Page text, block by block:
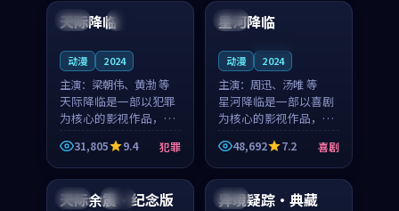
美国 4K
天际降临
动漫 2024
主演： 梁朝伟、黄渤 等
天际降临是一部以犯罪
为核心的影视作品，围
绕危机、反转与人物成
长展开，整体节奏紧
凑，值得推荐观看。
31,805 9.4 犯罪
泰国
星河降临
动漫 2024
主演： 周迅、汤唯 等
星河降临是一部以喜剧
为核心的影视作品，围
绕危机、反转与人物成
长展开，整体节奏紧
凑，值得推荐观看。
48,692 7.2 喜剧
韩国 院线
天际余震·纪念版
日本
异境疑踪·典藏